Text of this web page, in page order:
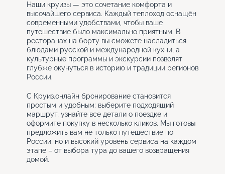
Наши круизы — это сочетание комфорта и
высочайшего сервиса. Каждый теплоход оснащён
современными удобствами, чтобы ваше
путешествие было максимально приятным. В
ресторанах на борту вы сможете насладиться
блюдами русской и международной кухни, а
культурные программы и экскурсии позволят
глубже окунуться в историю и традиции регионов
России.
С Круиз.онлайн бронирование становится
простым и удобным: выберите подходящий
маршрут, узнайте все детали о поездке и
оформите покупку в несколько кликов. Мы готовы
предложить вам не только путешествие по
России, но и высокий уровень сервиса на каждом
этапе – от выбора тура до вашего возвращения
домой.